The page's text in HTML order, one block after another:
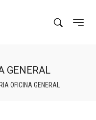
GENERAL
OFICINA GENERAL